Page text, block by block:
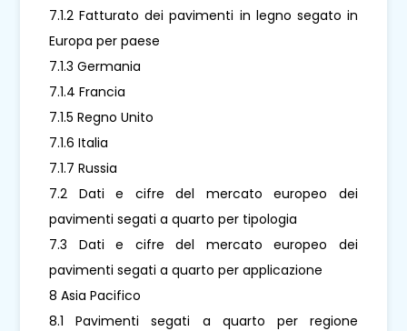
7.1.2 Fatturato dei pavimenti in legno segato in
Europa per paese
7.1.3 Germania
7.1.4 Francia
7.1.5 Regno Unito
7.1.6 Italia
7.1.7 Russia
7.2 Dati e cifre del mercato europeo dei
pavimenti segati a quarto per tipologia
7.3 Dati e cifre del mercato europeo dei
pavimenti segati a quarto per applicazione
8 Asia Pacifico
8.1 Pavimenti segati a quarto per regione